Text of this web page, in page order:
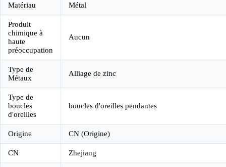
Matériau Métal
Produit
chimique à
haute
préoccupation
Aucun
Type de
Métaux
Alliage de zinc
Type de
boucles
d'oreilles
boucles d'oreilles pendantes
Origine CN (Origine)
CN Zhejiang